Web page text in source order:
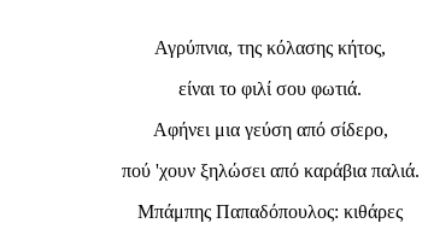
Αγρύπνια, της κόλασης κήτος,
είναι το φιλί σου φωτιά.
Αφήνει μια γεύση από σίδερο,
πού 'χουν ξηλώσει από καράβια παλιά.
Μπάμπης Παπαδόπουλος: κιθάρες